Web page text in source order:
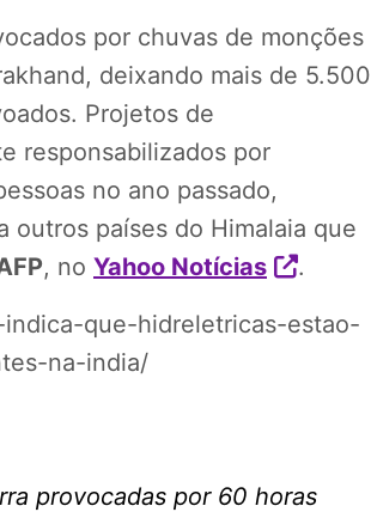
por chuvas de monções
deixando mais de 5.500
Projetos de
responsabilizados por
no ano passado,
outros países do Himalaia que
, no Yahoo Notícias
.
que-hidreletricas-estao-
na-india/
provocadas por 60 horas